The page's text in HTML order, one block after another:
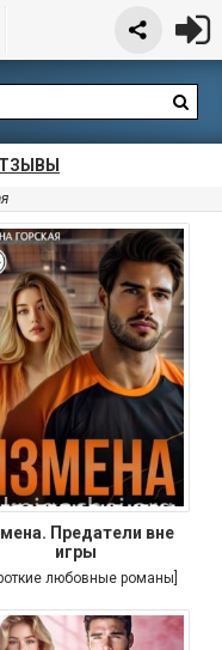
Предатели вне
игры
любовные романы]